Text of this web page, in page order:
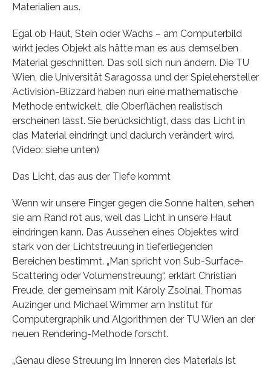
Materialien aus.
Egal ob Haut, Stein oder Wachs – am Computerbild
wirkt jedes Objekt als hätte man es aus demselben
Material geschnitten. Das soll sich nun ändern. Die TU
Wien, die Universität Saragossa und der Spielehersteller
Activision-Blizzard haben nun eine mathematische
Methode entwickelt, die Oberflächen realistisch
erscheinen lässt. Sie berücksichtigt, dass das Licht in
das Material eindringt und dadurch verändert wird.
(Video: siehe unten)
Das Licht, das aus der Tiefe kommt
Wenn wir unsere Finger gegen die Sonne halten, sehen
sie am Rand rot aus, weil das Licht in unsere Haut
eindringen kann. Das Aussehen eines Objektes wird
stark von der Lichtstreuung in tieferliegenden
Bereichen bestimmt. „Man spricht von Sub-Surface-
Scattering oder Volumenstreuung“, erklärt Christian
Freude, der gemeinsam mit Károly Zsolnai, Thomas
Auzinger und Michael Wimmer am Institut für
Computergraphik und Algorithmen der TU Wien an der
neuen Rendering-Methode forscht.
„Genau diese Streuung im Inneren des Materials ist